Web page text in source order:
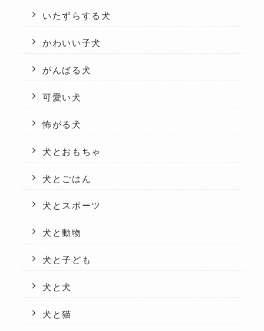
いたずらする犬
かわいい子犬
がんばる犬
可愛い犬
怖がる犬
犬とおもちゃ
犬とごはん
犬とスポーツ
犬と動物
犬と子ども
犬と犬
犬と猫